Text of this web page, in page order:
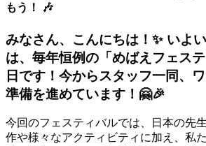
もう！ 🎶
みなさん、こんにちは！✨ いよ
は、毎年恒例の「めばえフェス
日です！今からスタッフ一同、
準備を進めています！🤗🎉
今回のフェスティバルでは、日本の先
作や様々なアクティビティに加え、私